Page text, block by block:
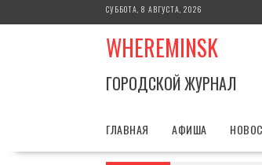
к
СУББОТА, 8 АВГУСТА, 2026
WHEREMINSK
ГОРОДСКОЙ ЖУРНАЛ
ГЛАВНАЯ АФИША